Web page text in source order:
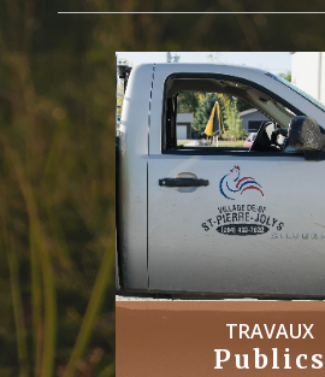
TRAVAUX
Publics